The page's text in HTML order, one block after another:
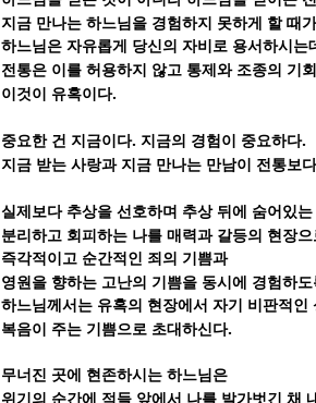
지금 만나는 하느님을 경험하지 못하게 할 때
하느님은 자유롭게 당신의 자비로 용서하시는데
전통은 이를 허용하지 않고 통제와 조종의 기
이것이 유혹이다.
중요한 건 지금이다. 지금의 경험이 중요하다.
지금 받는 사랑과 지금 만나는 만남이 전통보
실제보다 추상을 선호하며 추상 뒤에 숨어있는
분리하고 회피하는 나를 매력과 갈등의 현장
즉각적이고 순간적인 죄의 기쁨과
영원을 향하는 고난의 기쁨을 동시에 경험하
하느님께서는 유혹의 현장에서 자기 비판적인
복음이 주는 기쁨으로 초대하신다.
무너진 곳에 현존하시는 하느님은
위기의 순간에 적들 앞에서 나를 발가벗긴 채